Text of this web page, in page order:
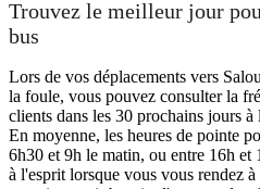
Trouvez le meilleur jour
bus
Lors de vos déplacements vers
la foule, vous pouvez consulter la
clients dans les 30 prochains jours
En moyenne, les heures de pointe
6h30 et 9h le matin, ou entre 16h et
à l'esprit lorsque vous vous rendez